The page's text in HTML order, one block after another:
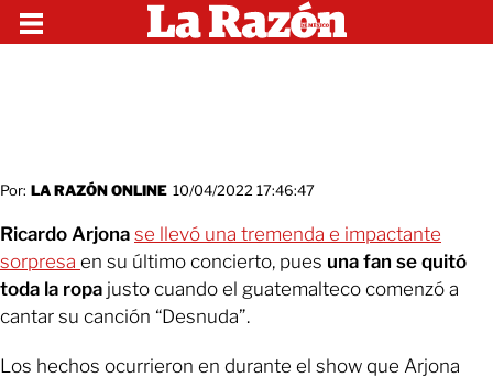
Por: LA RAZÓN ONLINE 10/04/2022 17:46:47
Ricardo Arjona se llevó una tremenda e impactante
sorpresa en su último concierto, pues una fan se quitó
toda la ropa justo cuando el guatemalteco comenzó a
cantar su canción “Desnuda”.
Los hechos ocurrieron en durante el show que Arjona